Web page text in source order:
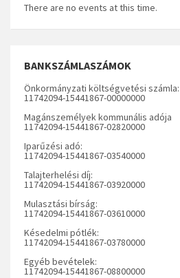
There are no events at this time.
BANKSZÁMLASZÁMOK
Önkormányzati költségvetési számla:
11742094-15441867-00000000
Magánszemélyek kommunális adója
11742094-15441867-02820000
Iparűzési adó:
11742094-15441867-03540000
Talajterhelési díj:
11742094-15441867-03920000
Mulasztási bírság:
11742094-15441867-03610000
Késedelmi pótlék:
11742094-15441867-03780000
Egyéb bevételek:
11742094-15441867-08800000